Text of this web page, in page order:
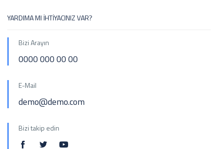
YARDIMA MI İHTİYACINIZ VAR?
Bizi Arayın
0000 000 00 00
E-Mail
demo@demo.com
Bizi takip edin